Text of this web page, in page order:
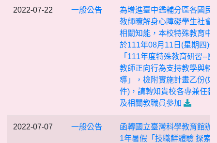
2022-07-22 一般公告
為增進臺中鑑輔分區各國民
教師暸解身心障礙學生社會
相關知能，本校特殊教育中
於111年08月11日(星期四)
「111年度特殊教育研習--國
教師正向行為支持教學與輔
導」，檢附實施計畫乙份(如
件)，請轉知貴校各專兼任教
及相關教職員參加
2022-07-07 一般公告
函轉國立臺灣科學教育館辦
1年暑假「技職鮮體驗 探索